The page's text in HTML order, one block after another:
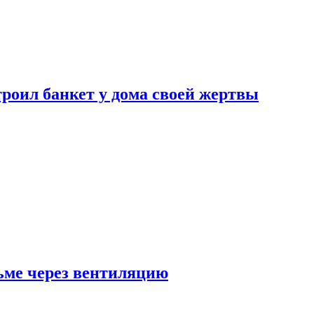
банкет у дома своей жертвы
через вентиляцию